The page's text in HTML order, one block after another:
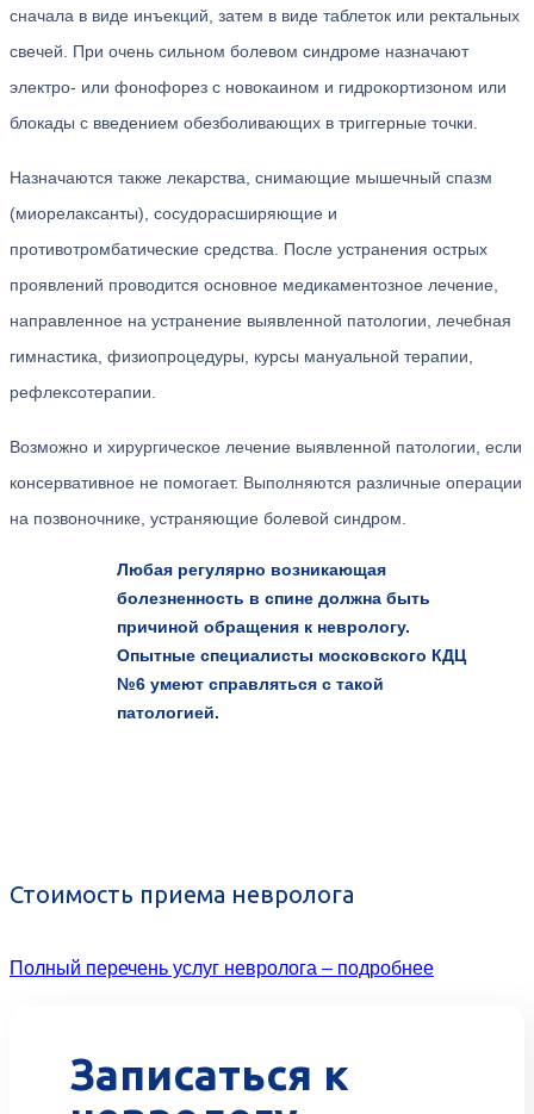
сначала в виде инъекций, затем в виде таблеток или ректальных
свечей. При очень сильном болевом синдроме назначают
электро- или фонофорез с новокаином и гидрокортизоном или
блокады с введением обезболивающих в триггерные точки.
Назначаются также лекарства, снимающие мышечный спазм
(миорелаксанты), сосудорасширяющие и
противотромбатические средства. После устранения острых
проявлений проводится основное медикаментозное лечение,
направленное на устранение выявленной патологии, лечебная
гимнастика, физиопроцедуры, курсы мануальной терапии,
рефлексотерапии.
Возможно и хирургическое лечение выявленной патологии, если
консервативное не помогает. Выполняются различные операции
на позвоночнике, устраняющие болевой синдром.
Любая регулярно возникающая
болезненность в спине должна быть
причиной обращения к неврологу.
Опытные специалисты московского КДЦ
№6 умеют справляться с такой
патологией.
Стоимость приема невролога
Полный перечень услуг невролога – подробнее
Записаться к